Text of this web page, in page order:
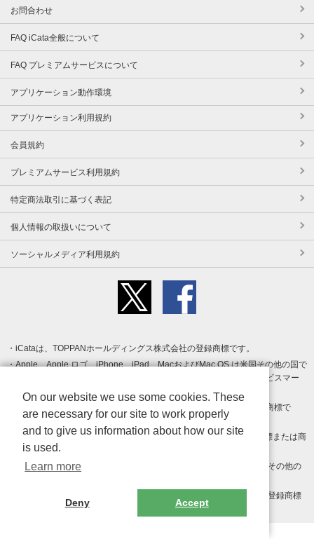
お問合わせ
FAQ iCata全般について
FAQ プレミアムサービスについて
アプリケーション動作環境
アプリケーション利用規約
会員規約
プレミアムサービス利用規約
特定商法取引に基づく表記
個人情報の取扱いについて
ソーシャルメディア利用規約
iCataは、TOPPANホールディングス株式会社の登録商標です。
Apple、Apple ロゴ、iPhone、iPad、MacおよびMac OS は米国その他の国で
登録された Apple Inc. の商標です。App Store は Apple Inc. のサービスマー
クです。
Android、Google Play および Google Play ロゴ は Google LLC の商標で
す。
Windows は Microsoft Inc.の米国およびその他の国における登録商標または商
標です。
Adobe、Adobe Reader、Adobe PDF は、Adobe Inc.の米国およびその他の
その他、記載されている会社名、商品名、ロゴは各社の商標または登録商標
On our website we use some cookies. These
are necessary for our site to work properly
and to give us information about how our site
is used.
Learn more
Deny Accept